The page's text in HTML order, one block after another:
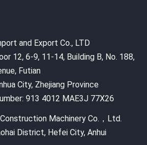
and Export Co., LTD
12, 6-9, 11-14, Building B, No. 188,
Futian
City, Zhejiang Province
913 4012 MAE3J 77X26
Machinery Co.，Ltd.
District, Hefei City, Anhui